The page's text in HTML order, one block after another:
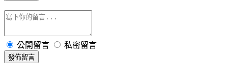
公開留言 私密留言
發佈留言